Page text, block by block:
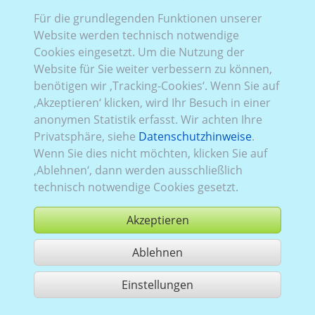
Rena_791 (2D/ 3D ): Baureihe 3, Facelift 2
(Frontantrieb)
2019–2024 Heckflügeltüren
Verglasung Linksverblecht, Rechts verblecht
, Heck
verblecht
kaufen
1 Treffer teilen
Für die grundlegenden Funktionen unserer
Website werden technisch notwendige
Cookies eingesetzt. Um die Nutzung der
Website für Sie weiter verbessern zu können,
benötigen wir ‚Tracking-Cookies‘. Wenn Sie auf
‚Akzeptieren‘ klicken, wird Ihr Besuch in einer
anonymen Statistik erfasst. Wir achten Ihre
Privatsphäre, siehe Datenschutzhinweise.
Wenn Sie dies nicht möchten, klicken Sie auf
‚Ablehnen‘, dann werden ausschließlich
technisch notwendige Cookies gesetzt.
Akzeptieren
Ablehnen
Einstellungen